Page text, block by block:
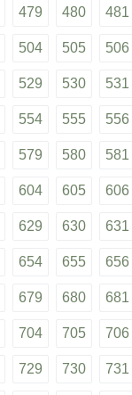
479 480 481
504 505 506
529 530 531
554 555 556
579 580 581
604 605 606
629 630 631
654 655 656
679 680 681
704 705 706
729 730 731